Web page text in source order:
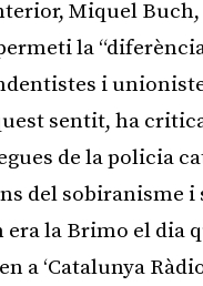
Miquel
la
i
sentit, ha
de la policia
del sobiranisme i
era la Brimo el dia
a ‘Catalunya